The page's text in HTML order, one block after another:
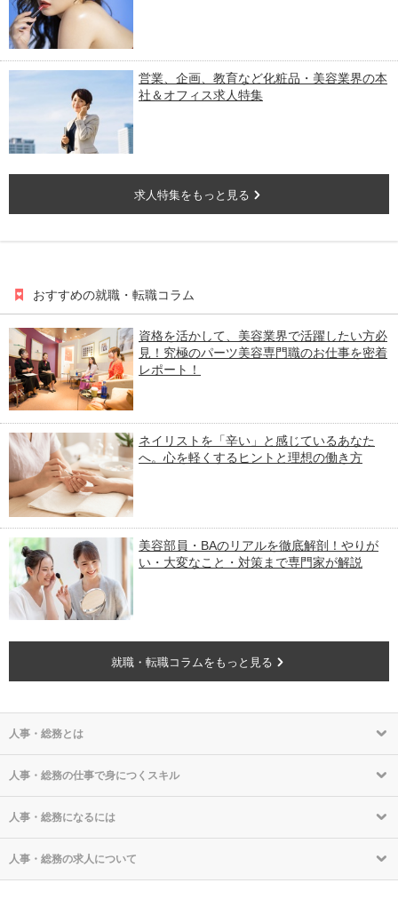
営業、企画、教育など化粧品・美容業界の本
社＆オフィス求人特集
求人特集をもっと見る
おすすめの就職・転職コラム
資格を活かして、美容業界で活躍したい方必
見！究極のパーツ美容専門職のお仕事を密着
レポート！
ネイリストを「辛い」と感じているあなた
へ。心を軽くするヒントと理想の働き方
美容部員・BAのリアルを徹底解剖！やりが
い・大変なこと・対策まで専門家が解説
就職・転職コラムをもっと見る
人事・総務とは
人事・総務の仕事で身につくスキル
人事・総務になるには
人事・総務の求人について